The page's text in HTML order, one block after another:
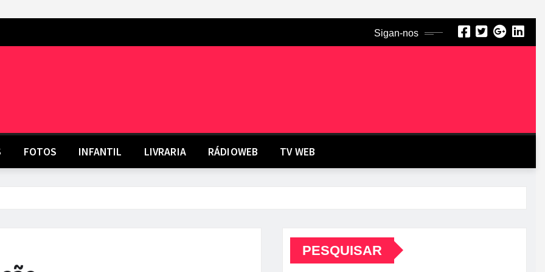
Sigan-nos
FOTOS INFANTIL LIVRARIA RÁDIOWEB TV WEB
PESQUISAR